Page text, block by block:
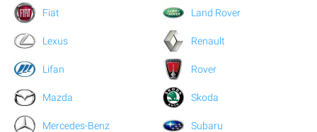
Fiat Land Rover
Lexus
Lifan
Mazda
Mercedes-Benz
Renault
Rover
Skoda
Subaru